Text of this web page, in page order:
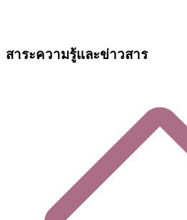
สาระความรู้และข่าวสาร